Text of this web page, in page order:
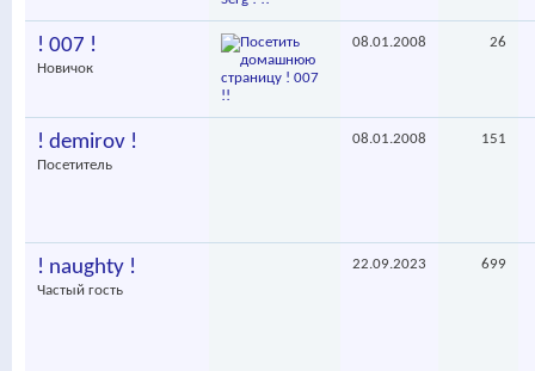
! 007 !
Новичок
08.01.2008 26
! demirov !
Посетитель
08.01.2008 151
! naughty !
Частый гость
22.09.2023 699